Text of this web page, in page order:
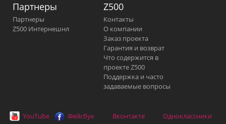
Партнеры
Партнеры
Z500 Интернешнл
Z500
Контакты
О компании
Заказ проекта
Гарантия и возврат
Что содержится в
проекте Z500
Поддержка и часто
задаваемые вопросы
YouTube Фейсбук Вконтакте
Одноклассники